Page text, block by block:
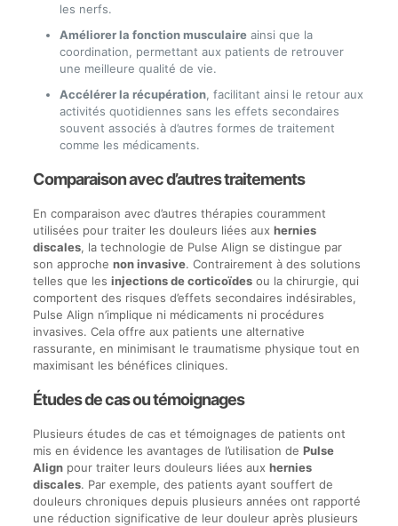
les nerfs.
Améliorer la fonction musculaireainsi que la
coordination, permettant aux patients de retrouver
une meilleure qualité de vie.
Accélérer la récupération, facilitant ainsi le retour aux
activités quotidiennes sans les effets secondaires
souvent associés à d’autres formes de traitement
comme les médicaments.
Comparaison avec d’autres traitements
En comparaison avec d’autres thérapies couramment
utilisées pour traiter les douleurs liées aux hernies
discales, la technologie de Pulse Align se distingue par
son approche non invasive. Contrairement à des solutions
telles que les injections de corticoïdesou la chirurgie, qui
comportent des risques d’effets secondaires indésirables,
Pulse Align n’implique ni médicaments ni procédures
invasives. Cela offre aux patients une alternative
rassurante, en minimisant le traumatisme physique tout en
maximisant les bénéfices cliniques.
Études de cas ou témoignages
Plusieurs études de cas et témoignages de patients ont
mis en évidence les avantages de l’utilisation de Pulse
Alignpour traiter leurs douleurs liées aux hernies
discales. Par exemple, des patients ayant souffert de
douleurs chroniques depuis plusieurs années ont rapporté
une réduction significative de leur douleur après plusieurs